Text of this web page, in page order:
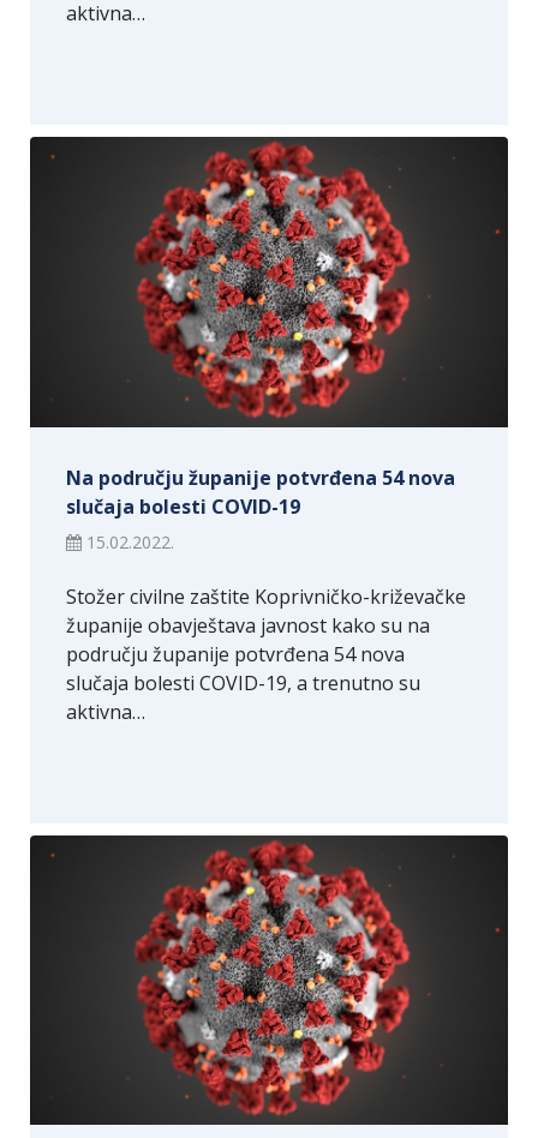
aktivna…
Na području županije potvrđena 54 nova
slučaja bolesti COVID-19
15.02.2022.
Stožer civilne zaštite Koprivničko-križevačke
županije obavještava javnost kako su na
području županije potvrđena 54 nova
slučaja bolesti COVID-19, a trenutno su
aktivna…